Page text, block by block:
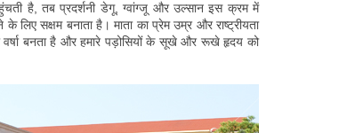
है, तब प्रदर्शनी डेगू, ग्वांग्जू और उल्सान इस क्रम में
लिए सक्षम बनाता है। माता का प्रेम उम्र और राष्ट्रीयता
वर्षा बनता है और हमारे पड़ोसियों के सूखे और रूखे हृदय को